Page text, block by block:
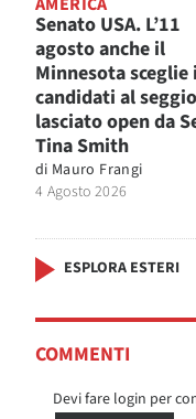
Senato USA. L’11
agosto anche il
Minnesota sceglie i
candidati al seggio
lasciato open da
Tina Smith
di Mauro Frangi
4 Agosto 2026
ESPLORA ESTERI
COMMENTI
Devi fare login per